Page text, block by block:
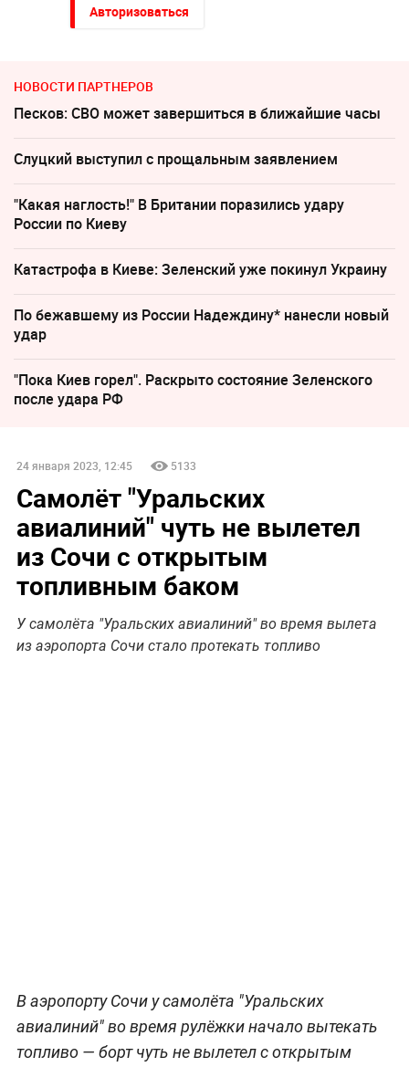
Авторизоваться
НОВОСТИ ПАРТНЕРОВ
Песков: СВО может завершиться в ближайшие часы
Слуцкий выступил с прощальным заявлением
"Какая наглость!" В Британии поразились удару
России по Киеву
Катастрофа в Киеве: Зеленский уже покинул Украину
По бежавшему из России Надеждину* нанесли новый
удар
"Пока Киев горел". Раскрыто состояние Зеленского
после удара РФ
24 января 2023, 12:45 5133
Самолёт "Уральских
авиалиний" чуть не вылетел
из Сочи с открытым
топливным баком
У самолёта "Уральских авиалиний" во время вылета
из аэропорта Сочи стало протекать топливо
В аэропорту Сочи у самолёта "Уральских
авиалиний" во время рулёжки начало вытекать
топливо — борт чуть не вылетел с открытым